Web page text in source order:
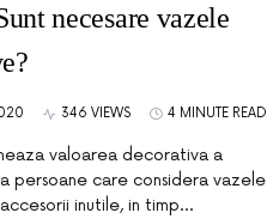
necesare vazele
346 VIEWS 4 MINUTE READ
valoarea decorativa a
persoane care considera vazele
inutile, in timp…